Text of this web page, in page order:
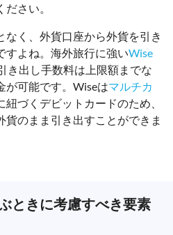
さい。
なく、外貨口座から外貨を引き
すよね。海外旅行に強いWise
き出し手数料は上限額までな
が可能です。Wiseはマルチカ
紐づくデビットカードのため、
のまま引き出すことができま
ときに考慮すべき要素